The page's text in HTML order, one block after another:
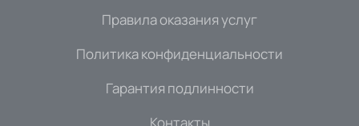
Правила оказания услуг
Политика конфиденциальности
Гарантия подлинности